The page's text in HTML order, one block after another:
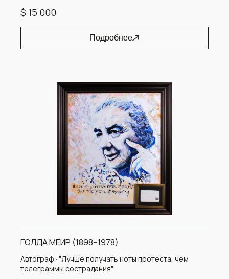
$ 15 000
Подробнее
ГОЛДА МЕИР (1898–1978)
Автограф · "Лучше получать ноты протеста, чем
телеграммы сострадания"